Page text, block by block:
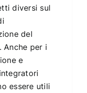
diversi sul
del
Anche per i
e
essere utili